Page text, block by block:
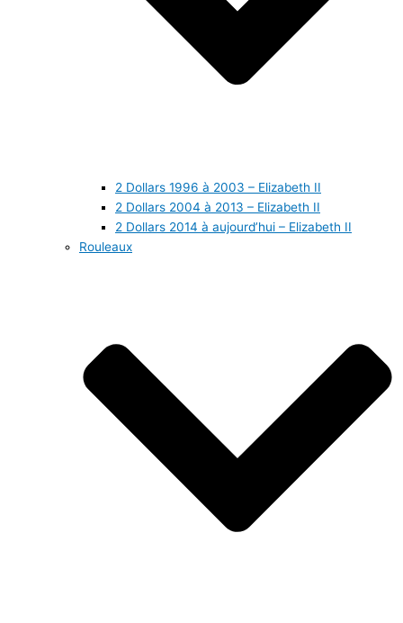
2 Dollars 1996 à 2003 – Elizabeth II
2 Dollars 2004 à 2013 – Elizabeth II
2 Dollars 2014 à aujourd’hui – Elizabeth II
Rouleaux